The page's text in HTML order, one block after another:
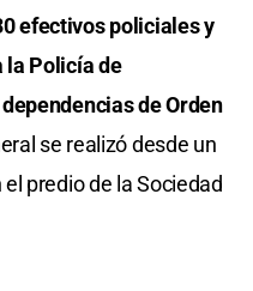
efectivos policiales y
la Policía de
de Orden
se realizó desde un
predio de la Sociedad